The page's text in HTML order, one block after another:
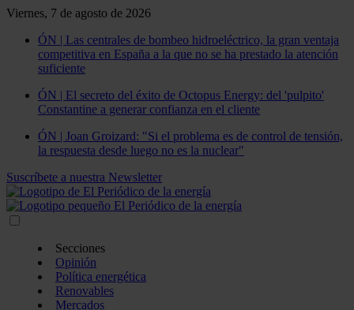
Viernes, 7 de agosto de 2026
ÓN | Las centrales de bombeo hidroeléctrico, la gran ventaja
competitiva en España a la que no se ha prestado la atención
suficiente
ÓN | El secreto del éxito de Octopus Energy: del 'pulpito'
Constantine a generar confianza en el cliente
ÓN | Joan Groizard: "Si el problema es de control de tensión,
la respuesta desde luego no es la nuclear"
Suscríbete a nuestra Newsletter
Secciones
Opinión
Política energética
Renovables
Mercados